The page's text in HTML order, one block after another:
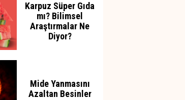
Karpuz Süper Gıda
mı? Bilimsel
Araştırmalar Ne
Diyor?
Mide Yanmasını
Azaltan Besinler